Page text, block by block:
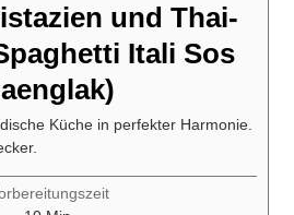
und Thai-
Itali Sos
Küche in perfekter Harmonie.